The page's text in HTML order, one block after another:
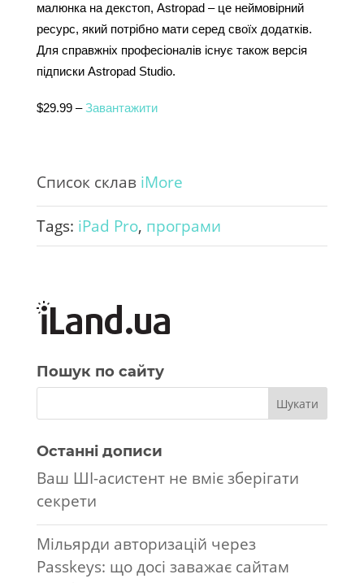
малюнка на декстоп, Astropad – це неймовірний
ресурс, який потрібно мати серед своїх додатків.
Для справжніх професіоналів існує також версія
підписки Astropad Studio.
$29.99 – Завантажити
Список склавiMore
Tags: iPad Pro, програми
Пошук по сайту
Останні дописи
Ваш ШІ-асистент не вміє зберігати
секрети
Мільярди авторизацій через
Passkeys: що досі заважає сайтам